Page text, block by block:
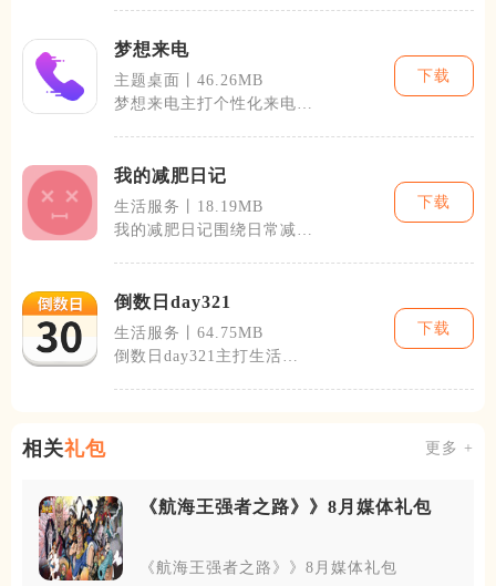
梦想来电
主题桌面丨46.26MB
梦想来电主打个性化来电美
下载
我的减肥日记
生活服务丨18.19MB
我的减肥日记围绕日常减重
下载
倒数日day321
生活服务丨64.75MB
倒数日day321主打生活各
下载
相关礼包 更多 +
《航海王强者之路》》8月媒体礼包
《航海王强者之路》》8月媒体礼包